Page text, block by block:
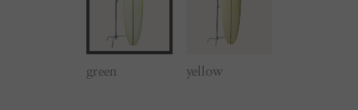
green yellow